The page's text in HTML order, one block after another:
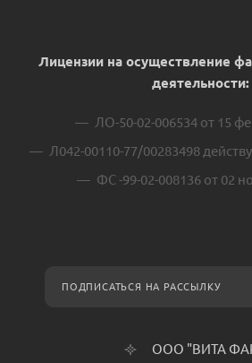
Лицензии на осуществление
деятельности:
ЛО-50-02-006534 от 15
Л042-00110-77/00283498
ФС -99-02-008136 от 02
ПОДПИСАТЬСЯ НА РАССЫЛКУ
ООО "ВИТА